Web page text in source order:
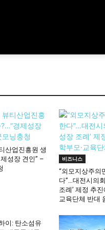
산업진흥원 생
성장 견인” –
비즈니스
“외모지상주의
다”…대전시의
조례’ 제정 추진
교육단체 반대
이: 탄소섬유